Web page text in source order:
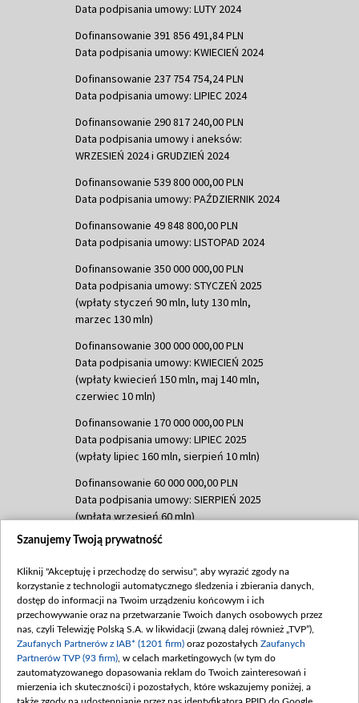
Data podpisania umowy: LUTY 2024
Dofinansowanie 391 856 491,84 PLN
Data podpisania umowy: KWIECIEŃ 2024
Dofinansowanie 237 754 754,24 PLN
Data podpisania umowy: LIPIEC 2024
Dofinansowanie 290 817 240,00 PLN
Data podpisania umowy i aneksów:
WRZESIEŃ 2024 i GRUDZIEŃ 2024
Dofinansowanie 539 800 000,00 PLN
Data podpisania umowy: PAŹDZIERNIK 2024
Dofinansowanie 49 848 800,00 PLN
Data podpisania umowy: LISTOPAD 2024
Dofinansowanie 350 000 000,00 PLN
Data podpisania umowy: STYCZEŃ 2025
(wpłaty styczeń 90 mln, luty 130 mln,
marzec 130 mln)
Dofinansowanie 300 000 000,00 PLN
Data podpisania umowy: KWIECIEŃ 2025
(wpłaty kwiecień 150 mln, maj 140 mln,
czerwiec 10 mln)
Dofinansowanie 170 000 000,00 PLN
Data podpisania umowy: LIPIEC 2025
(wpłaty lipiec 160 mln, sierpień 10 mln)
Dofinansowanie 60 000 000,00 PLN
Data podpisania umowy: SIERPIEŃ 2025
(wpłata wrzesień 60 mln)
Dofinansowanie 635 783 051,21 PLN
(wpłata wrzesień 100 mln, październik 350
mln, listopad 265 mln)
Dofinansowanie 48 862 000,00 PLN
Data podpisania umowy: GRUDZIEŃ 2025
(wpłata grudzień 60,548 mln)
Dofinansowanie 900 000 000,00 PLN
Data podpisania umowy: LUTY 2026 (wpłata
Szanujemy Twoją prywatność
Kliknij "Akceptuję i przechodzę do serwisu", aby wyrazić zgody na
korzystanie z technologii automatycznego śledzenia i zbierania danych,
dostęp do informacji na Twoim urządzeniu końcowym i ich
przechowywanie oraz na przetwarzanie Twoich danych osobowych przez
nas, czyli Telewizję Polską S.A. w likwidacji (zwaną dalej również „TVP”),
Zaufanych Partnerów z IAB* (1201 firm) oraz pozostałych Zaufanych
Partnerów TVP (93 firm) , w celach marketingowych (w tym do
zautomatyzowanego dopasowania reklam do Twoich zainteresowań i
mierzenia ich skuteczności) i pozostałych, które wskazujemy poniżej, a